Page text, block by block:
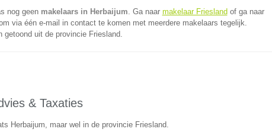
nog geen makelaars in Herbaijum. Ga naar makelaar Friesland of ga naar
via één e-mail in contact te komen met meerdere makelaars tegelijk.
getoond uit de provincie Friesland.
& Taxaties
Herbaijum, maar wel in de provincie Friesland.